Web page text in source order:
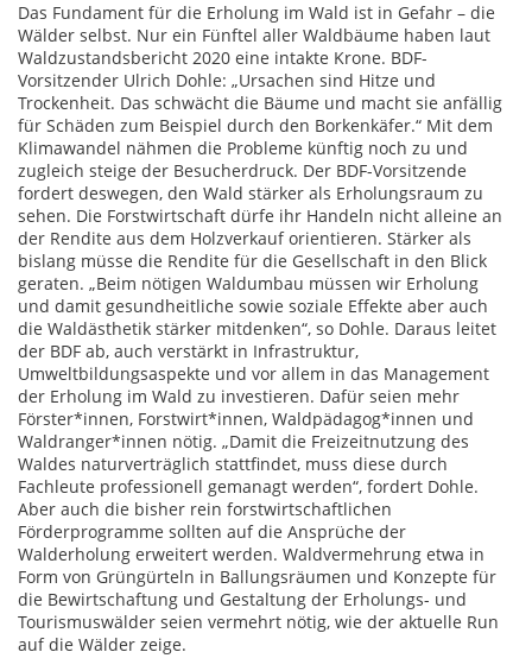
Das Fundament für die Erholung im Wald ist in Gefahr – die
Wälder selbst. Nur ein Fünftel aller Waldbäume haben laut
Waldzustandsbericht 2020 eine intakte Krone. BDF-
Vorsitzender Ulrich Dohle: „Ursachen sind Hitze und
Trockenheit. Das schwächt die Bäume und macht sie anfällig
für Schäden zum Beispiel durch den Borkenkäfer.“ Mit dem
Klimawandel nähmen die Probleme künftig noch zu und
zugleich steige der Besucherdruck. Der BDF-Vorsitzende
fordert deswegen, den Wald stärker als Erholungsraum zu
sehen. Die Forstwirtschaft dürfe ihr Handeln nicht alleine an
der Rendite aus dem Holzverkauf orientieren. Stärker als
bislang müsse die Rendite für die Gesellschaft in den Blick
geraten. „Beim nötigen Waldumbau müssen wir Erholung
und damit gesundheitliche sowie soziale Effekte aber auch
die Waldästhetik stärker mitdenken“, so Dohle. Daraus leitet
der BDF ab, auch verstärkt in Infrastruktur,
Umweltbildungsaspekte und vor allem in das Management
der Erholung im Wald zu investieren. Dafür seien mehr
Förster*innen, Forstwirt*innen, Waldpädagog*innen und
Waldranger*innen nötig. „Damit die Freizeitnutzung des
Waldes naturverträglich stattfindet, muss diese durch
Fachleute professionell gemanagt werden“, fordert Dohle.
Aber auch die bisher rein forstwirtschaftlichen
Förderprogramme sollten auf die Ansprüche der
Walderholung erweitert werden. Waldvermehrung etwa in
Form von Grüngürteln in Ballungsräumen und Konzepte für
die Bewirtschaftung und Gestaltung der Erholungs- und
Tourismuswälder seien vermehrt nötig, wie der aktuelle Run
auf die Wälder zeige.